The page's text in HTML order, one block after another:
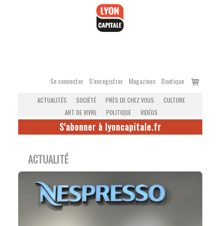
Se connecter S’enregistrer Magazines Boutique
Voir
ACTUALITÉS SOCIÉTÉ PRÈS DE CHEZ VOUS
CULTURE
ART DE VIVRE
POLITIQUE VIDÉOS
S'abonner à lyoncapitale.fr
ACTUALITÉ